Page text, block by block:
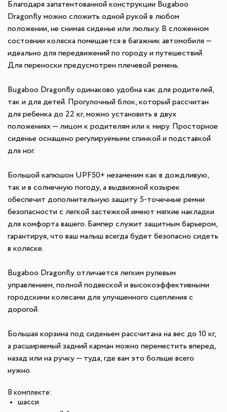
Благодаря запатентованной конструкции Bugaboo
Dragonfly можно сложить одной рукой в любом
положении, не снимая сиденье или люльку. В сложенном
состоянии коляска помещается в багажник автомобиля —
идеально для передвижений по городу и путешествий.
Для переноски предусмотрен плечевой ремень.
Bugaboo Dragonfly одинаково удобна как для родителей,
так и для детей. Прогулочный блок, который рассчитан
для ребенка до 22 кг, можно установить в двух
положениях — лицом к родителям или к миру. Просторное
сиденье оснащено регулируемыми спинкой и подставкой
для ног.
Большой капюшон UPF50+ незаменим как в дождливую,
так и в солнечную погоду, а выдвижной козырек
обеспечит дополнительную защиту. 5-точечные ремни
безопасности с легкой застежкой имеют мягкие накладки
для комфорта вашего. Бампер служит защитным барьером,
гарантируя, что ваш малыш всегда будет безопасно сидеть
в коляске.
Bugaboo Dragonfly отличается легким рулевым
управлением, полной подвеской и высокоэффективными
городскими колесами для улучшенного сцепления с
дорогой.
Большая корзина под сиденьем рассчитана на вес до 10 кг,
а расширяемый задний карман можно переместить вперед,
назад или на ручку — туда, где вам это больше всего
нужно.
В комплекте:
шасси